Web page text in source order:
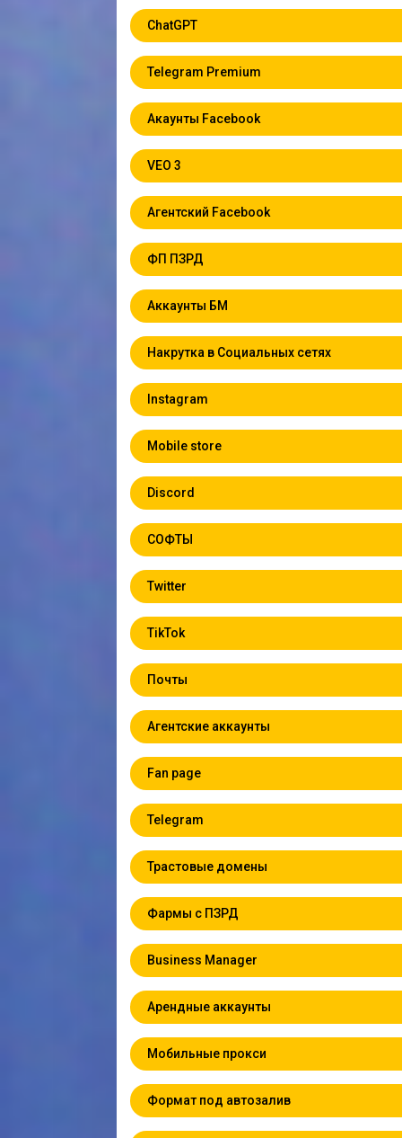
ChatGPT
Telegram Premium
Акаунты Facebook
VEO 3
Агентский Facebook
ФП ПЗРД
Аккаунты БМ
Накрутка в Социальных сетях
Instagram
Mobile store
Discord
СОФТЫ
Twitter
TikTok
Почты
Агентские аккаунты
Fan page
Telegram
Трастовые домены
Фармы с ПЗРД
Business Manager
Арендные аккаунты
Мобильные прокси
Формат под автозалив